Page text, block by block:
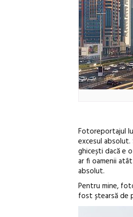
Fotoreportajul
excesul
ghicești dacă e
ar fi oamenii
absolut.
Pentru mine,
fost ștearsă de